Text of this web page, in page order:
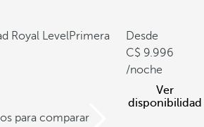
Royal LevelPrimera
Desde
9.996
/noche
Ver
disponibilidad
para comparar